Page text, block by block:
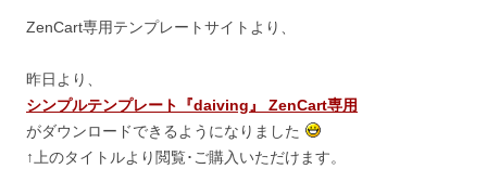
ZenCart専用テンプレートサイトより、
昨日より、
シンプルテンプレート『daiving』 ZenCart専用
がダウンロードできるようになりました
↑上のタイトルより閲覧･ご購入いただけます。